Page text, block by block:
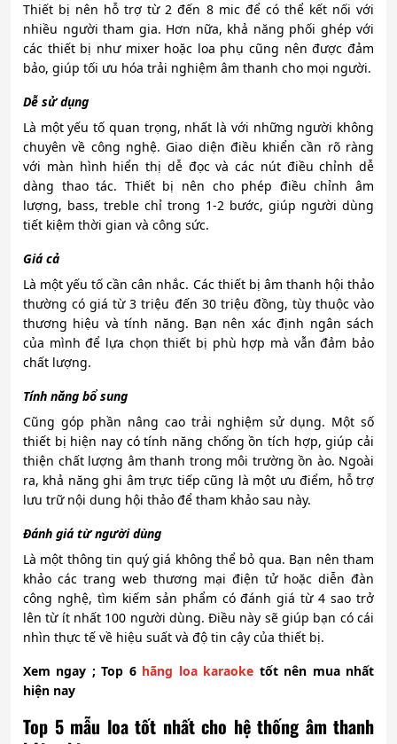
Thiết bị nên hỗ trợ từ 2 đến 8 mic để có thể kết nối với
nhiều người tham gia. Hơn nữa, khả năng phối ghép với
các thiết bị như mixer hoặc loa phụ cũng nên được đảm
bảo, giúp tối ưu hóa trải nghiệm âm thanh cho mọi người.
Dễ sử dụng
Là một yếu tố quan trọng, nhất là với những người không
chuyên về công nghệ. Giao diện điều khiển cần rõ ràng
với màn hình hiển thị dễ đọc và các nút điều chỉnh dễ
dàng thao tác. Thiết bị nên cho phép điều chỉnh âm
lượng, bass, treble chỉ trong 1-2 bước, giúp người dùng
tiết kiệm thời gian và công sức.
Giá cả
Là một yếu tố cần cân nhắc. Các thiết bị âm thanh hội thảo
thường có giá từ 3 triệu đến 30 triệu đồng, tùy thuộc vào
thương hiệu và tính năng. Bạn nên xác định ngân sách
của mình để lựa chọn thiết bị phù hợp mà vẫn đảm bảo
chất lượng.
Tính năng bổ sung
Cũng góp phần nâng cao trải nghiệm sử dụng. Một số
thiết bị hiện nay có tính năng chống ồn tích hợp, giúp cải
thiện chất lượng âm thanh trong môi trường ồn ào. Ngoài
ra, khả năng ghi âm trực tiếp cũng là một ưu điểm, hỗ trợ
lưu trữ nội dung hội thảo để tham khảo sau này.
Đánh giá từ người dùng
Là một thông tin quý giá không thể bỏ qua. Bạn nên tham
khảo các trang web thương mại điện tử hoặc diễn đàn
công nghệ, tìm kiếm sản phẩm có đánh giá từ 4 sao trở
lên từ ít nhất 100 người dùng. Điều này sẽ giúp bạn có cái
nhìn thực tế về hiệu suất và độ tin cậy của thiết bị.
Xem ngay ; Top 6 hãng loa karaoke tốt nên mua nhất
hiện nay
Top 5 mẫu loa tốt nhất cho hệ thống âm thanh